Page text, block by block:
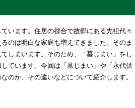
います。住居の都合で故郷にある先祖代々
のは明白な家庭も増えてきました。そのま
しまいます。そのため、「墓じまい」をし
ています。今回は「墓じまい」や「永代供
のか、その違いなどについて紹介します。